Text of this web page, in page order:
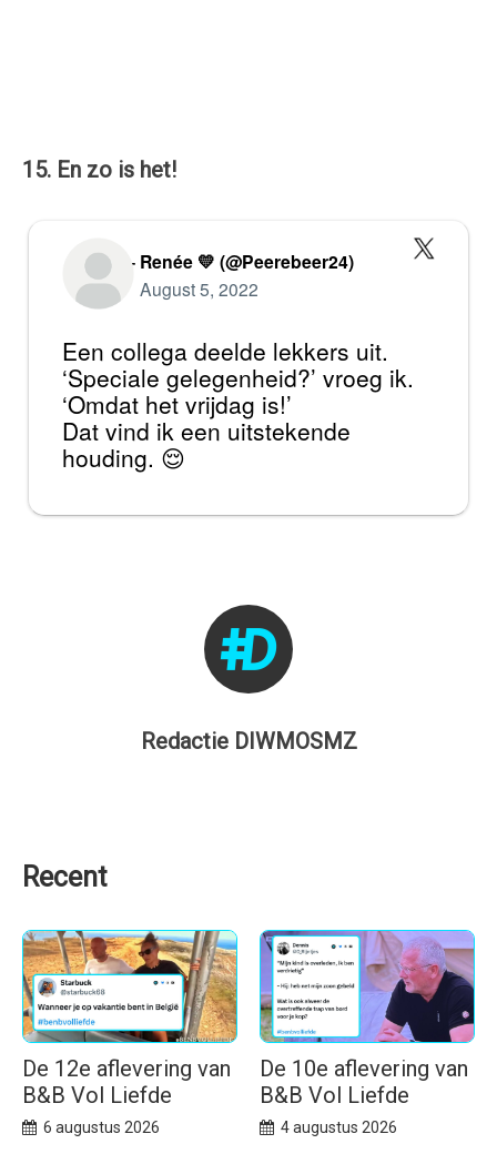
15. En zo is het!
Een collega deelde lekkers uit.
‘Speciale gelegenheid?’ vroeg ik.
‘Omdat het vrijdag is!’
Dat vind ik een uitstekende
houding. 😌
— Renée 💛 (@Peerebeer24)
August 5, 2022
Redactie DIWMOSMZ
Recent
De 12e aflevering van
B&B Vol Liefde
6 augustus 2026
De 10e aflevering van
B&B Vol Liefde
4 augustus 2026